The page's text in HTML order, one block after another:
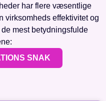
har flere væsentlige
virksomheds effektivitet og
mest betydningsfulde
SNAK